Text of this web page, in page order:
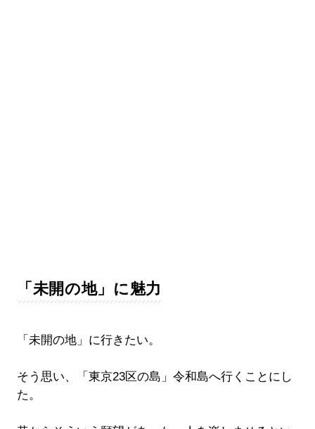
「未開の地」に魅力
「未開の地」に行きたい。
そう思い、「東京23区の島」令和島へ行くことにし
た。